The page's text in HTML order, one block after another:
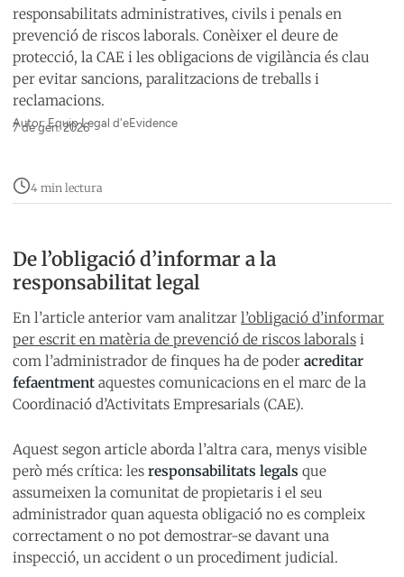
responsabilitats administratives, civils i penals en
prevenció de riscos laborals. Conèixer el deure de
protecció, la CAE i les obligacions de vigilància és clau
per evitar sancions, paralitzacions de treballs i
reclamacions.
Autor: Equip Legal d'eEvidence
7 de gen. 2026
4 min lectura
De l’obligació d’informar a la
responsabilitat legal
En l’article anterior vam analitzar l’obligació d’informar
per escrit en matèria de prevenció de riscos laborals i
com l’administrador de finques ha de poder acreditar
fefaentment aquestes comunicacions en el marc de la
Coordinació d’Activitats Empresarials (CAE).
Aquest segon article aborda l’altra cara, menys visible
però més crítica: les responsabilitats legals que
assumeixen la comunitat de propietaris i el seu
administrador quan aquesta obligació no es compleix
correctament o no pot demostrar-se davant una
inspecció, un accident o un procediment judicial.